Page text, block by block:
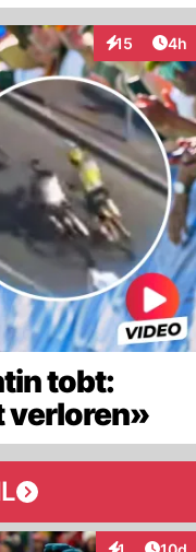
15
Interaktionen
4h
tobt:
verloren»